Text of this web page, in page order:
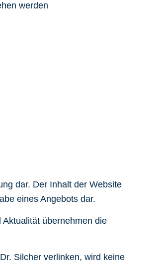
werden
dar. Der Inhalt der Website
eines Angebots dar.
übernehmen die
Silcher verlinken, wird keine